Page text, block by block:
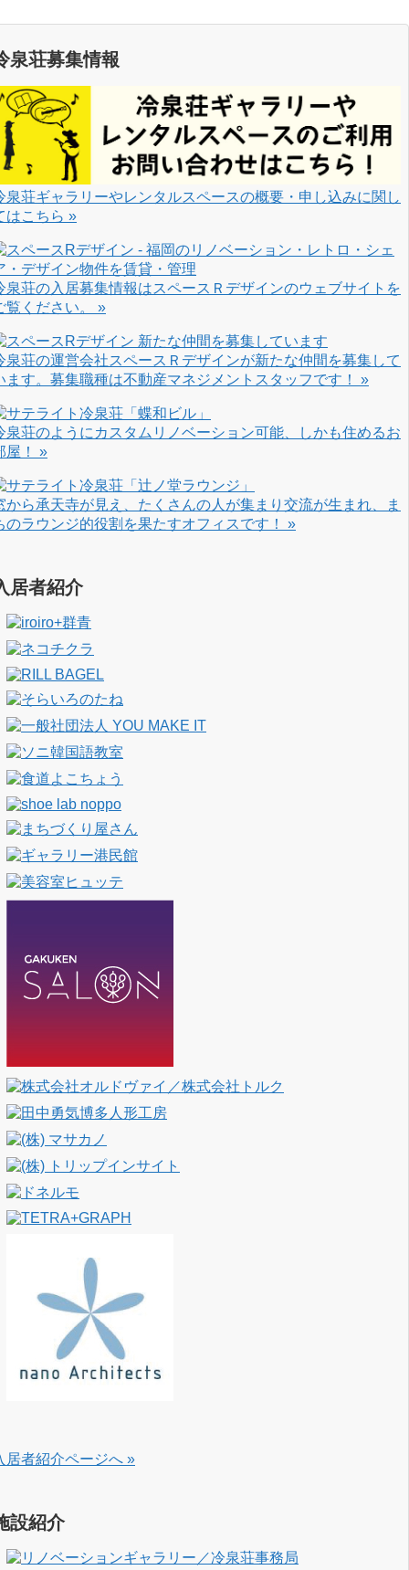
泉荘募集情報
泉荘ギャラリーやレンタルスペースの概要・申し込みに関し
はこちら »
泉荘の入居募集情報はスペースＲデザインのウェブサイトを
覧ください。 »
泉荘の運営会社スペースＲデザインが新たな仲間を募集して
ます。募集職種は不動産マネジメントスタッフです！ »
泉荘のようにカスタムリノベーション可能、しかも住めるお
屋！ »
から承天寺が見え、たくさんの人が集まり交流が生まれ、ま
のラウンジ的役割を果たすオフィスです！ »
居者紹介
居者紹介ページへ »
設紹介